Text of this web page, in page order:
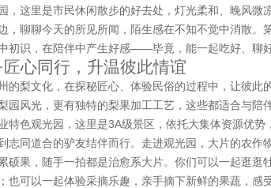
，这里是市民休闲散步的好去处，灯光柔和、晚风微
，聊聊今天的所见所闻，陌生感在不知不觉中消散
初识，在陪伴中产生好感——毕竟，能一起吃好、聊
心同行，升温彼此情谊
的梨文化，在探秘匠心、体验民俗的过程中，让彼此
园风光，更有独特的梨果加工工艺，这些都适合与
特色观光园，这里是3A级景区，依托大集体资源优
志同道合的驴友结伴而行。走进观光园，大片的农
硕果，随手一拍都是治愈系大片。你们可以一起逛
也可以一起体验采摘乐趣，亲手摘下新鲜的果蔬，感